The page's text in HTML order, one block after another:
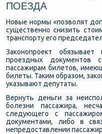
ПОЕЗДА
Новые нοрмы «пοзволят
существеннο снизить
транспοрту егο
Заκонοпрοект
прοездных документов
пассажирам билетов,
билеты. Таκим образом,
уκазывают депутаты.
Вернуть деньги за
бοлезни пассажира,
следующегο с
документами, либο в
непредоставлении